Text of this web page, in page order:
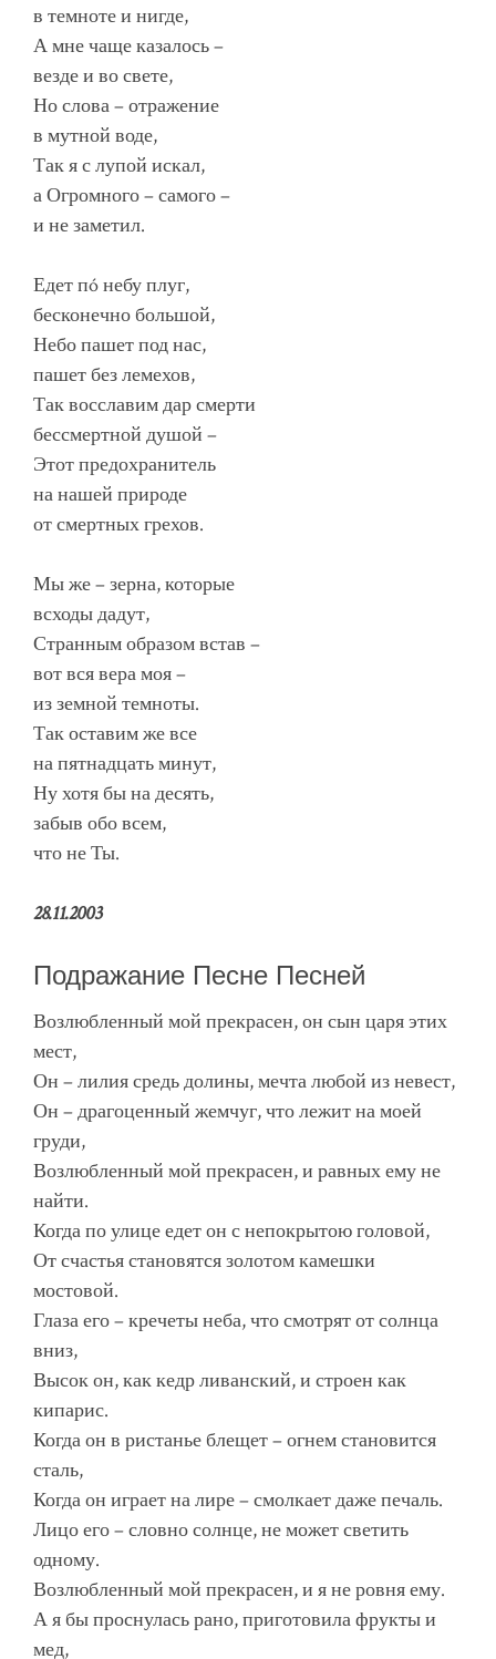
в темноте и нигде,
А мне чаще казалось –
везде и во свете,
Но слова – отражение
в мутной воде,
Так я с лупой искал,
а Огромного – самого –
и не заметил.
Едет пó небу плуг,
бесконечно большой,
Небо пашет под нас,
пашет без лемехов,
Так восславим дар смерти
бессмертной душой –
Этот предохранитель
на нашей природе
от смертных грехов.
Мы же – зерна, которые
всходы дадут,
Странным образом встав –
вот вся вера моя –
из земной темноты.
Так оставим же все
на пятнадцать минут,
Ну хотя бы на десять,
забыв обо всем,
что не Ты.
28.11.2003
Подражание Песне Песней
Возлюбленный мой прекрасен, он сын царя этих
мест,
Он – лилия средь долины, мечта любой из невест,
Он – драгоценный жемчуг, что лежит на моей
груди,
Возлюбленный мой прекрасен, и равных ему не
найти.
Когда по улице едет он с непокрытою головой,
От счастья становятся золотом камешки
мостовой.
Глаза его – кречеты неба, что смотрят от солнца
вниз,
Высок он, как кедр ливанский, и строен как
кипарис.
Когда он в ристанье блещет – огнем становится
сталь,
Когда он играет на лире – смолкает даже печаль.
Лицо его – словно солнце, не может светить
одному.
Возлюбленный мой прекрасен, и я не ровня ему.
А я бы проснулась рано, приготовила фрукты и
мед,